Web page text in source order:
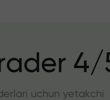
4/
uchun yetakchi